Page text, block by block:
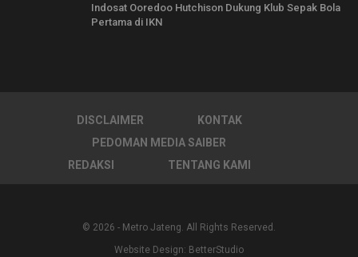
Indosat Ooredoo Hutchison Dukung Klub Sepak Bola
Pertama di IKN
DISCLAIMER
KONTAK
PEDOMAN MEDIA SAIBER
REDAKSI
TENTANG KAMI
© 2026 - Metro Jateng. All Rights Reserved.
Website Design: BetterStudio